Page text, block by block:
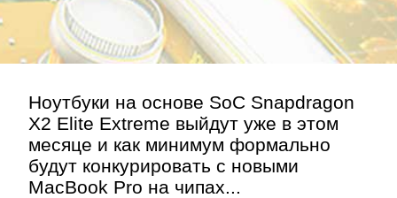
Ноутбуки на основе SoC Snapdragon
X2 Elite Extreme выйдут уже в этом
месяце и как минимум формально
будут конкурировать с новыми
MacBook Pro на чипах...
Правила
Контакт»